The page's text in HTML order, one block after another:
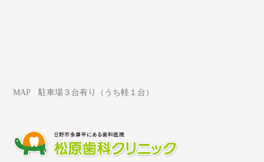
MAP 駐車場３台有り（うち軽１台）